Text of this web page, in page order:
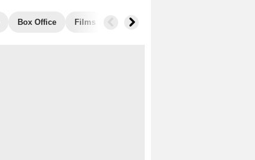
Box Office Films similaires